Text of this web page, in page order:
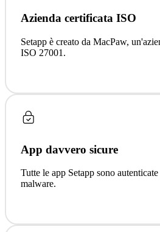
Azienda certificata ISO
Setapp è creato da MacPaw,
ISO 27001.
App davvero sicure
Tutte le app Setapp sono
malware.